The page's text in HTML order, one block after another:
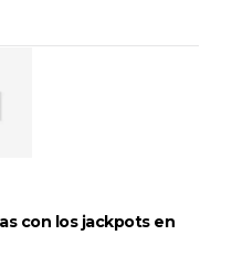
con los jackpots en